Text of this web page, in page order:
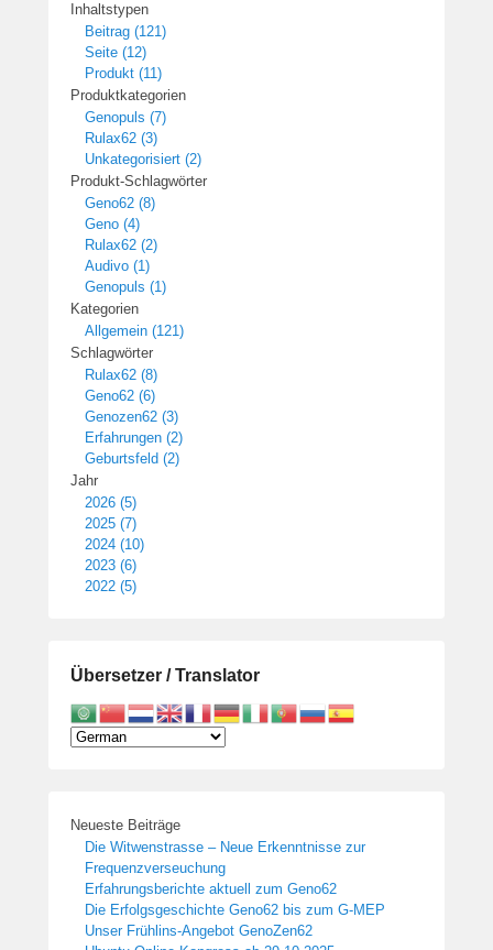
Inhaltstypen
Beitrag (121)
Seite (12)
Produkt (11)
Produktkategorien
Genopuls (7)
Rulax62 (3)
Unkategorisiert (2)
Produkt-Schlagwörter
Geno62 (8)
Geno (4)
Rulax62 (2)
Audivo (1)
Genopuls (1)
Kategorien
Allgemein (121)
Schlagwörter
Rulax62 (8)
Geno62 (6)
Genozen62 (3)
Erfahrungen (2)
Geburtsfeld (2)
Jahr
2026 (5)
2025 (7)
2024 (10)
2023 (6)
2022 (5)
Übersetzer / Translator
Neueste Beiträge
Die Witwenstrasse – Neue Erkenntnisse zur
Frequenzverseuchung
Erfahrungsberichte aktuell zum Geno62
Die Erfolgsgeschichte Geno62 bis zum G-MEP
Unser Frühlins-Angebot GenoZen62